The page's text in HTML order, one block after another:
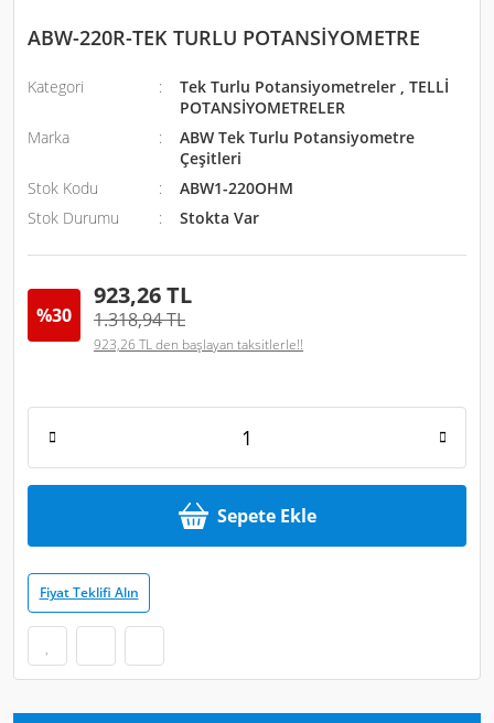
ABW-220R-TEK TURLU POTANSİYOMETRE
Kategori Tek Turlu Potansiyometreler ,TELLİ
POTANSİYOMETRELER
Marka
ABW Tek Turlu Potansiyometre
Çeşitleri
Stok Kodu
ABW1-220OHM
Stok Durumu
Stokta Var
%30
923,26 TL
1.318,94 TL
923,26 TL den başlayan taksitlerle!!
Sepete Ekle
Fiyat Teklifi Alın